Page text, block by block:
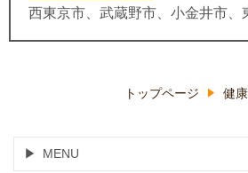
西東京市、武蔵野市、小金井市、
トップページ 健
MENU